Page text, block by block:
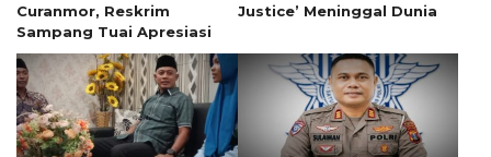
Curanmor, Reskrim
Sampang Tuai Apresiasi
Justice’ Meninggal Dunia